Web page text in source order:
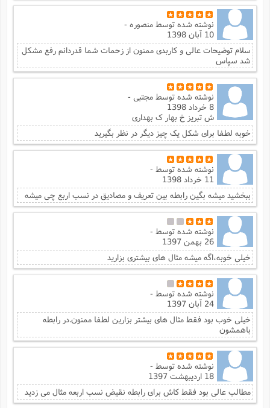
نوشته شده توسطمنصوره -
10 آبان 1398
سلام توضیحات عالی و کاربدی ممنون از زحمات شما قدردانم رفع مشکل
شد سپاس
نوشته شده توسطمجتبی -
8 خرداد 1398
ش تبریز خ بهار ک بهداری
خوبه لطفا برای شکل یک چیز دیگر در نظر بگیرید
نوشته شده توسط-
11 خرداد 1398
ببخشید میشه بگین رابطه بین تعریف و مصادیق در نسب اربع چی میشه
نوشته شده توسط-
26 بهمن 1397
خیلی خوبه،اگه میشه مثال های بیشتری بزارید
نوشته شده توسط-
24 آبان 1397
خیلی خوب بود فقط مثال های بیشتر بزارین لطفا ممنون.در رابطه
باهمشون
نوشته شده توسط-
18 اردیبهشت 1397
مطالب عالی بود فقط کاش برای رابطه نقیض نسب اربعه مثال می زدید